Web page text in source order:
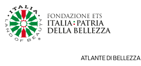
ATLANTE DI BELLEZZA